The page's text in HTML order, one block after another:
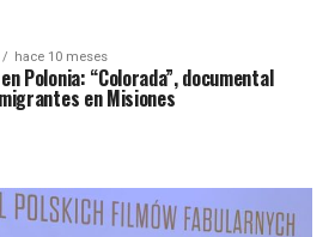
hace 10 meses
Polonia: “Colorada”, documental
en Misiones